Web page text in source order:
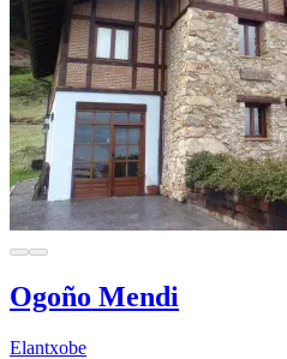
Ogoño Mendi
Elantxobe